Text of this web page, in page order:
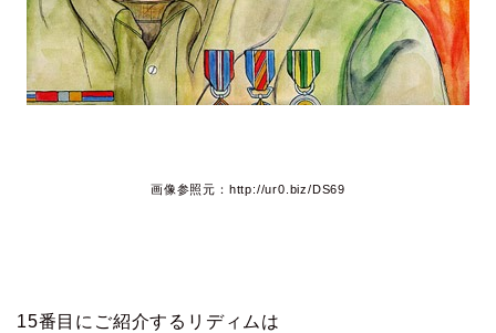
画像参照元：http://ur0.biz/DS69
15番目にご紹介するリディムは